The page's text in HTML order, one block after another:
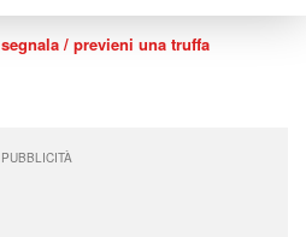
segnala / previeni una truffa
PUBBLICITÀ